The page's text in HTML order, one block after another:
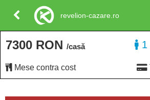
7300 RON /casă
Mese contra cost
1
revelion-cazare.ro